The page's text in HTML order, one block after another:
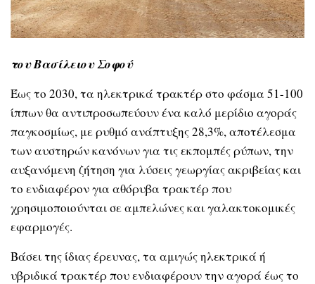
του Βασίλειου Σοφού
Έως το 2030, τα ηλεκτρικά τρακτέρ στο φάσμα 51-100
ίππων θα αντιπροσωπεύουν ένα καλό μερίδιο αγοράς
παγκοσμίως, με ρυθμό ανάπτυξης 28,3%, αποτέλεσμα
των αυστηρών κανόνων για τις εκπομπές ρύπων, την
αυξανόμενη ζήτηση για λύσεις γεωργίας ακριβείας και
το ενδιαφέρον για αθόρυβα τρακτέρ που
χρησιμοποιούνται σε αμπελώνες και γαλακτοκομικές
εφαρμογές.
Βάσει της ίδιας έρευνας, τα αμιγώς ηλεκτρικά ή
υβριδικά τρακτέρ που ενδιαφέρουν την αγορά έως το